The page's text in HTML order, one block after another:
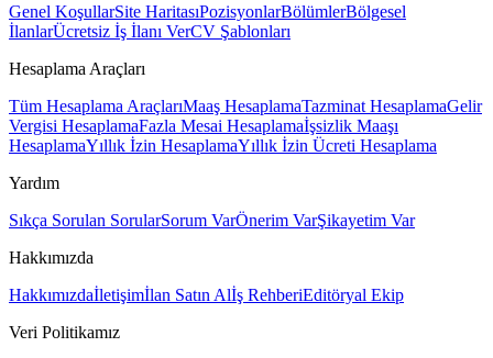
Genel KoşullarSite HaritasıPozisyonlarBölümlerBölgesel
İlanlarÜcretsiz İş İlanı VerCV Şablonları
Hesaplama Araçları
Tüm Hesaplama AraçlarıMaaş HesaplamaTazminat HesaplamaGelir
Vergisi HesaplamaFazla Mesai Hesaplamaİşsizlik Maaşı
HesaplamaYıllık İzin HesaplamaYıllık İzin Ücreti Hesaplama
Yardım
Sıkça Sorulan SorularSorum VarÖnerim VarŞikayetim Var
Hakkımızda
Hakkımızdaİletişimİlan Satın Alİş RehberiEditöryal Ekip
Veri Politikamız